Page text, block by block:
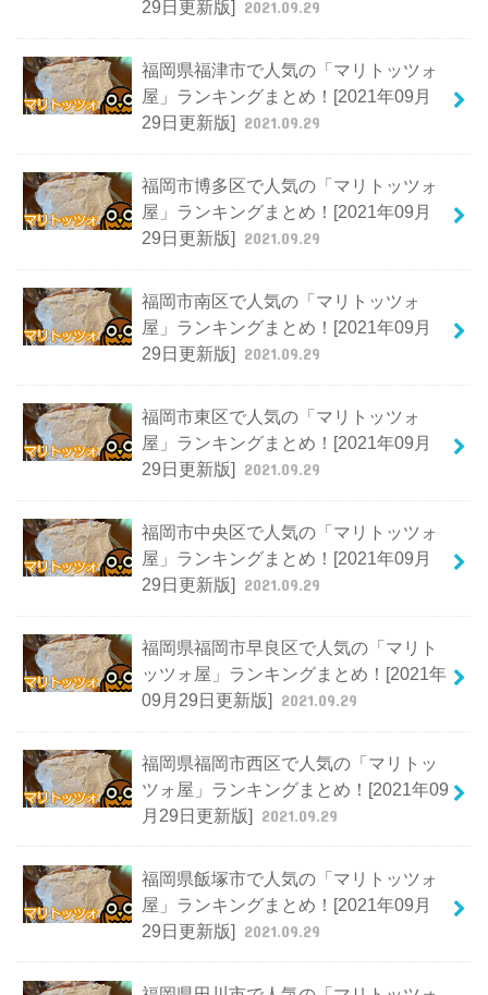
29日更新版]
2021.09.29
福岡県福津市で人気の「マリトッツォ
屋」ランキングまとめ！[2021年09月
29日更新版]
2021.09.29
福岡市博多区で人気の「マリトッツォ
屋」ランキングまとめ！[2021年09月
29日更新版]
2021.09.29
福岡市南区で人気の「マリトッツォ
屋」ランキングまとめ！[2021年09月
29日更新版] 2021.09.29
福岡市東区で人気の「マリトッツォ
屋」ランキングまとめ！[2021年09月
29日更新版] 2021.09.29
福岡市中央区で人気の「マリトッツォ
屋」ランキングまとめ！[2021年09月
29日更新版] 2021.09.29
福岡県福岡市早良区で人気の「マリト
ッツォ屋」ランキングまとめ！[2021年
09月29日更新版] 2021.09.29
福岡県福岡市西区で人気の「マリトッ
ツォ屋」ランキングまとめ！[2021年09
月29日更新版] 2021.09.29
福岡県飯塚市で人気の「マリトッツォ
屋」ランキングまとめ！[2021年09月
29日更新版] 2021.09.29